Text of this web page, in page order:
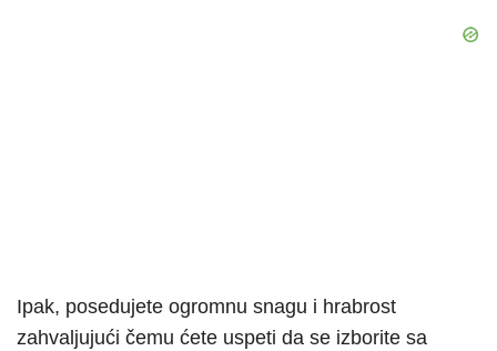
Ipak, posedujete ogromnu snagu i hrabrost
zahvaljujući čemu ćete uspeti da se izborite sa